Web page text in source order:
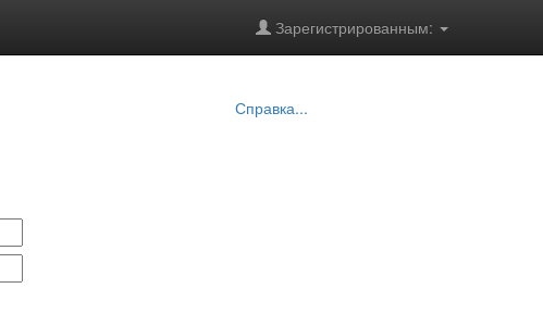
Зарегистрированным:
Справка...